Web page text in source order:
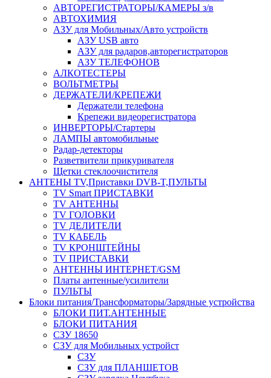
АВТОРЕГИСТРАТОРЫ/КАМЕРЫ з/в
АВТОХИМИЯ
АЗУ для Мобильных/Авто устройств
АЗУ USB авто
АЗУ для радаров,авторегистраторов
АЗУ ТЕЛЕФОНОВ
АЛКОТЕСТЕРЫ
ВОЛЬТМЕТРЫ
ДЕРЖАТЕЛИ/КРЕПЕЖИ
Держатели телефона
Крепежи видеорегистратора
ИНВЕРТОРЫ/Стартеры
ЛАМПЫ автомобильные
Радар-детекторы
Разветвители прикуривателя
Щетки стеклоочистителя
АНТЕНЫ ТV,Приставки DVB-T,ПУЛЬТЫ
TV Smart ПРИСТАВКИ
TV АНТЕННЫ
TV ГОЛОВКИ
TV ДЕЛИТЕЛИ
TV КАБЕЛЬ
TV КРОНШТЕЙНЫ
TV ПРИСТАВКИ
АНТЕННЫ ИНТЕРНЕТ/GSM
Платы антенные/усилители
ПУЛЬТЫ
Блоки питания/Трансформаторы/Зарядные устройства
БЛОКИ ПИТ.АНТЕННЫЕ
БЛОКИ ПИТАНИЯ
СЗУ 18650
СЗУ для Мобильных устройст
СЗУ
СЗУ для ПЛАНШЕТОВ